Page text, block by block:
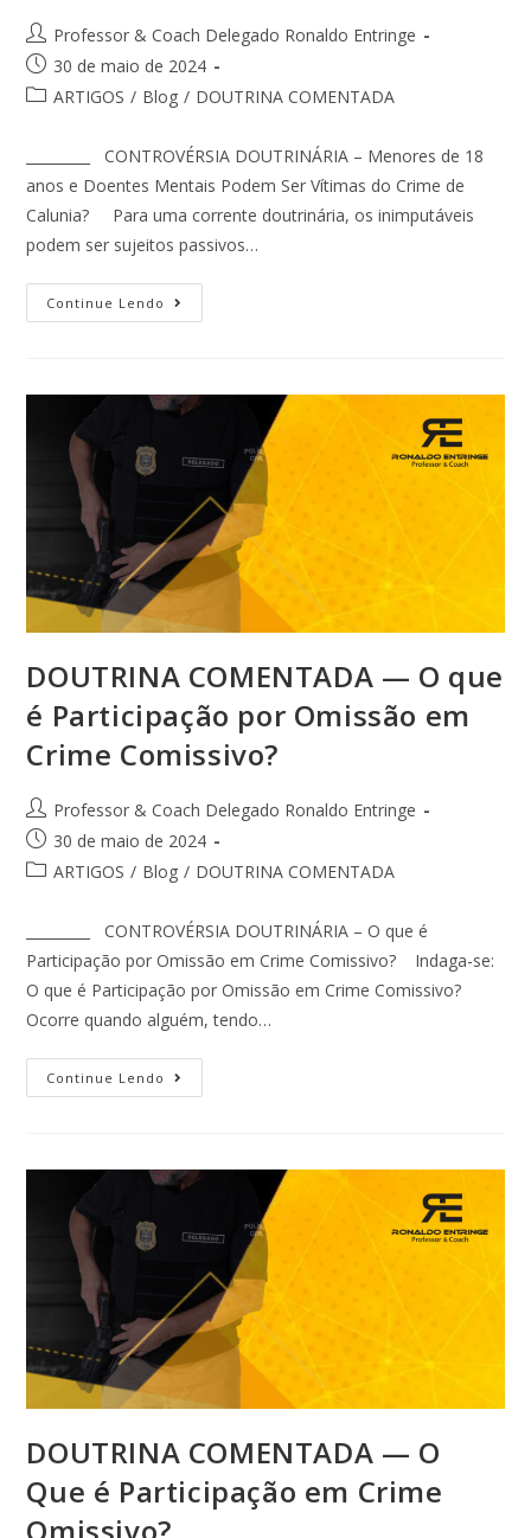
Professor & Coach Delegado Ronaldo Entringe
30 de maio de 2024
ARTIGOS / Blog / DOUTRINA COMENTADA
_________ CONTROVÉRSIA DOUTRINÁRIA – Menores de 18
anos e Doentes Mentais Podem Ser Vítimas do Crime de
Calunia? Para uma corrente doutrinária, os inimputáveis
podem ser sujeitos passivos…
Continue Lendo
DOUTRINA COMENTADA — O que
é Participação por Omissão em
Crime Comissivo?
Professor & Coach Delegado Ronaldo Entringe
30 de maio de 2024
ARTIGOS / Blog / DOUTRINA COMENTADA
_________ CONTROVÉRSIA DOUTRINÁRIA – O que é
Participação por Omissão em Crime Comissivo? Indaga-se:
O que é Participação por Omissão em Crime Comissivo?
Ocorre quando alguém, tendo…
Continue Lendo
DOUTRINA COMENTADA — O
Que é Participação em Crime
Omissivo?